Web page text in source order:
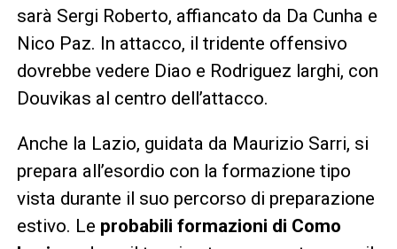
sarà Sergi Roberto, affiancato da Da Cunha e
Nico Paz. In attacco, il tridente offensivo
dovrebbe vedere Diao e Rodriguez larghi, con
Douvikas al centro dell’attacco.
Anche la Lazio, guidata da Maurizio Sarri, si
prepara all’esordio con la formazione tipo
vista durante il suo percorso di preparazione
estivo. Le probabili formazioni di Como